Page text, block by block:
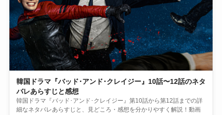
韓国ドラマ『バッド･アンド･クレイジー』10話〜12話のネタ
バレあらすじと感想
韓国ドラマ『バッド･アンド･クレイジー』第10話から第12話までの詳
細なネタバレあらすじと、見どころ・感想を分かりやすく解説！動画